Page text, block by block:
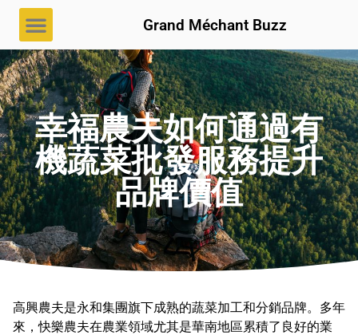
Grand Méchant Buzz
幸福農夫如何通過有
機蔬菜批發服務提升
品牌價值
高興農夫是永和集團旗下成熟的蔬菜加工和分銷品牌。多年
來，快樂農夫在農業領域尤其是華南地區累積了良好的業